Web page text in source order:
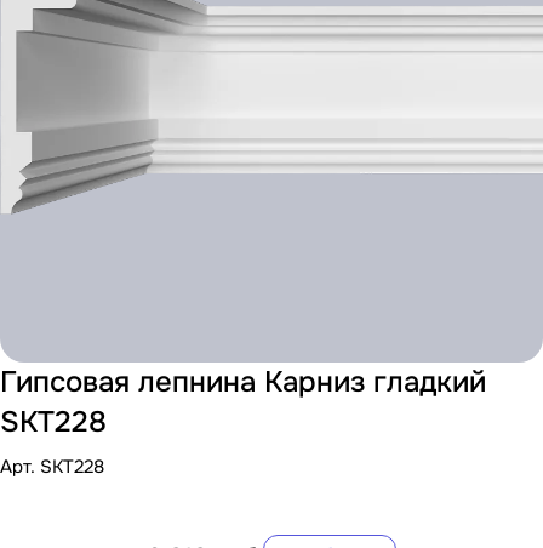
Гипсовая лепнина Карниз гладкий
SKT228
Арт. SKT228